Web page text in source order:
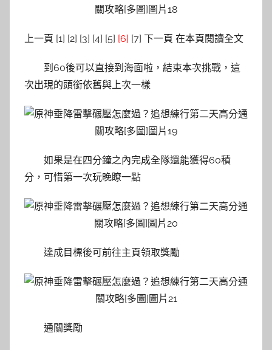
上一頁 [1] [2] [3] [4] [5] [6] [7] 下一頁 在本頁閱讀全文
到60後可以直接到海面啦，結束本次挑戰，這
次出現的頭銜依舊與上次一樣
如果是在四分鐘之內完成全隊還能獲得60積
分，可惜第一次玩晚瞭一點
達成目標後可前往主頁領取獎勵
通關獎勵